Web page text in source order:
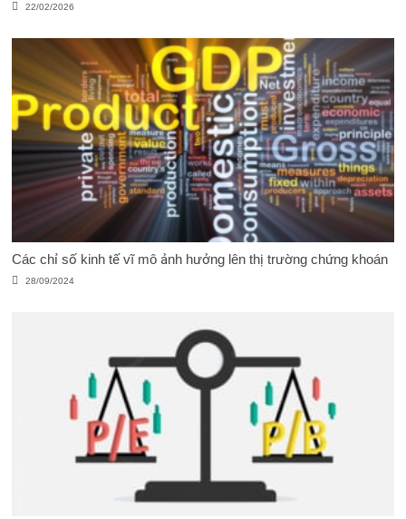
22/02/2026
Các chỉ số kinh tế vĩ mô ảnh hưởng lên thị trường chứng khoán
28/09/2024